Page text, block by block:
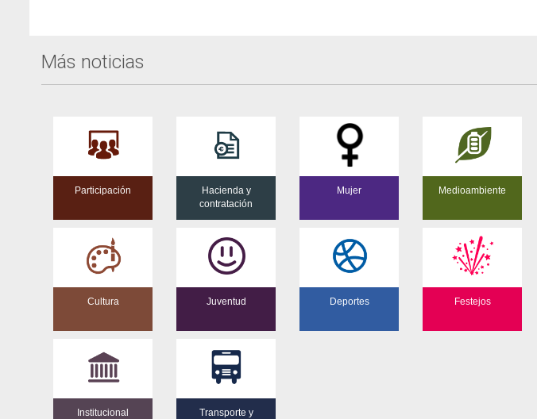
Más noticias
Participación
Hacienda y
contratación
Mujer Medioambiente
Cultura Juventud Deportes Festejos
Institucional
Transporte y